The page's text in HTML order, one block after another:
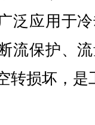
泛应用于
流保护、
转损坏，